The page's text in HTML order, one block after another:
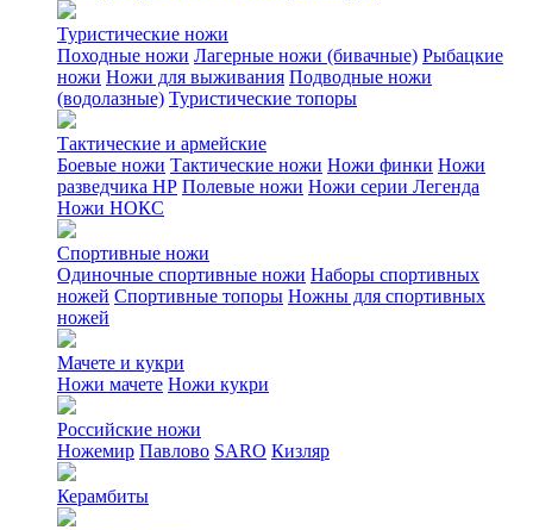
Туристические ножи
Походные ножи Лагерные ножи (бивачные) Рыбацкие
ножи Ножи для выживания Подводные ножи
(водолазные) Туристические топоры
Тактические и армейские
Боевые ножи Тактические ножи Ножи финки Ножи
разведчика НР Полевые ножи Ножи серии Легенда
Ножи НОКС
Спортивные ножи
Одиночные спортивные ножи Наборы спортивных
ножей Спортивные топоры Ножны для спортивных
ножей
Мачете и кукри
Ножи мачете Ножи кукри
Российские ножи
Ножемир Павлово SARO Кизляр
Керамбиты